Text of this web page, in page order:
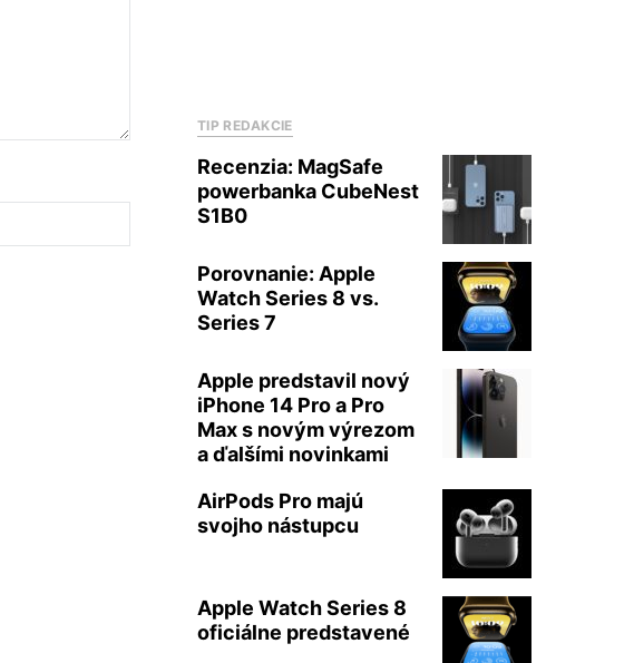
TIP REDAKCIE
Recenzia: MagSafe
powerbanka CubeNest
S1B0
Porovnanie: Apple
Watch Series 8 vs.
Series 7
Apple predstavil nový
iPhone 14 Pro a Pro
Max s novým výrezom
a ďalšími novinkami
AirPods Pro majú
svojho nástupcu
Apple Watch Series 8
oficiálne predstavené